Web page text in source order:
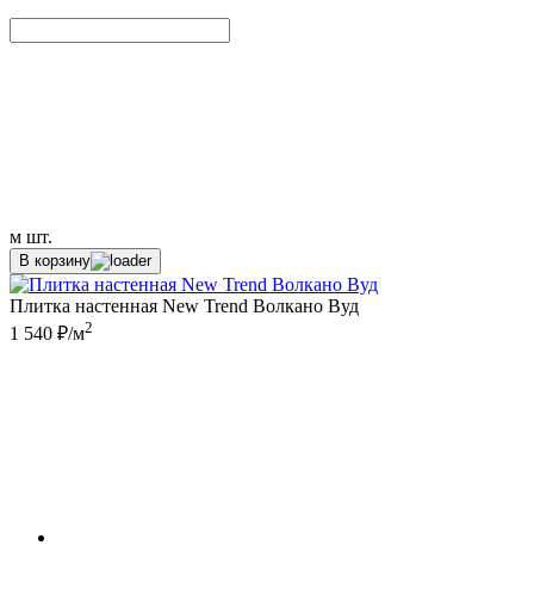
м шт.
В корзину
Плитка настенная New Trend Волкано Вуд
1 540 ₽/м2